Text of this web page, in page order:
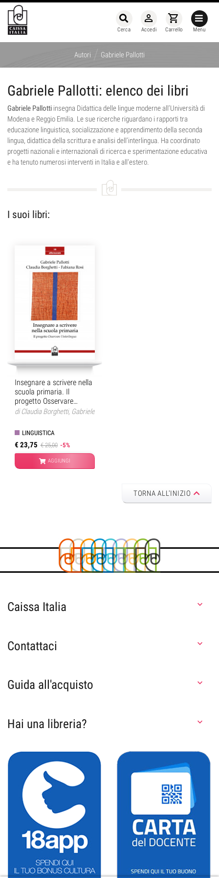
Menu
shopping_cart
Carrello
person_outline
Accedi
Cerca
Autori / Gabriele Pallotti
Gabriele Pallotti: elenco dei libri
Gabriele Pallotti insegna Didattica delle lingue moderne all’Università di
Modena e Reggio Emilia. Le sue ricerche riguardano i rapporti tra
educazione linguistica, socializzazione e apprendimento della seconda
lingua, didattica della scrittura e analisi dell’interlingua. Ha coordinato
progetti nazionali e internazionali di ricerca e sperimentazione educativa
e ha tenuto numerosi interventi in Italia e all'estero.
I suoi libri:
Insegnare a scrivere nella
scuola primaria. Il
progetto Osservare
l'interlingua
diClaudia Borghetti, Gabriele
LINGUISTICA
€ 23,75 € 25,00 -5%
AGGIUNGI
TORNA ALL'INIZIO
Caissa Italia 
Contattaci 
Guida all'acquisto 
Hai una libreria? 